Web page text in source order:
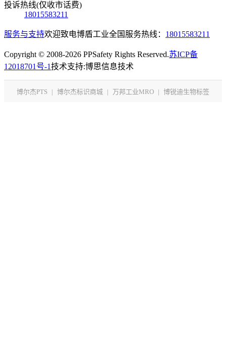
投诉热线(仅收市话费)
18015583211
服务与支持欢迎致电博盾工业全国服务热线： 18015583211
Copyright © 2008-2026 PPSafety Rights Reserved.苏ICP备
12018701号-1技术支持:博思信息技术
博尔杰PTS | 博尔杰标识商城 | 万邦工业MRO | 博锐迪生物标签